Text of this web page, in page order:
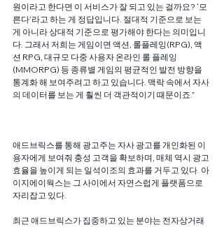
원이라고 한다면 이 서비스가 잘 되고 있는 걸까요? ‘모
른다’라고 하는 게 정답입니다. 절대적 기준으로 보는
게 아니라 상대적 기준으로 평가해야 한다는 의미입니
다. 그래서 저희는 게임이면 액션, 롤플레잉(RPG), 액
션 RPG, 대규모 다중 사용자 온라인 롤 플레잉
(MMORPG) 등 종류별 게임의 평균적인 발전 방향을
통계화 해 보여주려고 하고 있습니다. 맥락 속에서 자사
의 데이터를 보는 게 훨씬 더 객관적이기 때문이죠.”
애드브릭스를 통해 광고주는 자사 광고를 개인화된 이
용자에게 보여줘 충성 고객을 확보하며, 매체 역시 광고
효율을 높이게 되는 일석이조의 효과를 거두고 있다. 아
이지에이웍스는 그 사이에서 자연스럽게 플랫폼으로
자리잡고 있다.
최근 애드브릭스가 집중하고 있는 분야는 전자상거래